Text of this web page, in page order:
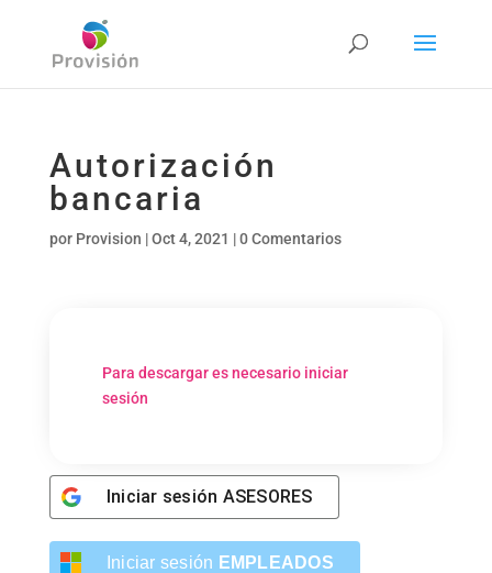
Autorización
bancaria
por Provision |Oct 4, 2021 |0 Comentarios
Para descargar es necesario iniciar
sesión
Iniciar sesión ASESORES
Iniciar sesión EMPLEADOS